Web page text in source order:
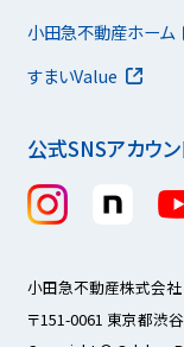
公式SNSアカウン
小田急不動産ホーム
すまいValue
小田急不動産株式会
〒151-0061 東京都渋